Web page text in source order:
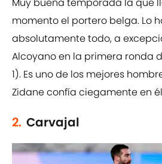
Muy buena temporada la que
momento el portero belga. Lo
absolutamente todo, a
Alcoyano en la primera ronda
1). Es uno de los mejores
Zidane confía ciegamente en
2. Carvajal